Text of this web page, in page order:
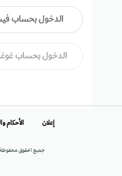
الدخول بحساب
الدخول بحساب
جميع الحقوق
إعلان الأحكام